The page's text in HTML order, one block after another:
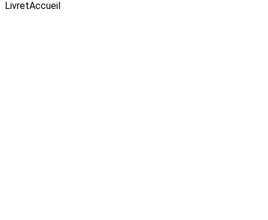
LivretAccueil